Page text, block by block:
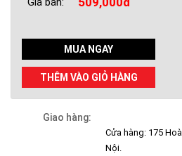
MUA NGAY
THÊM VÀO GIỎ HÀNG
Giao hàng:
Cửa hàng: 175
Nội.